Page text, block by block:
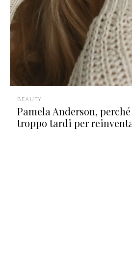
BEAUTY
Pamela Anderson,
troppo tardi per